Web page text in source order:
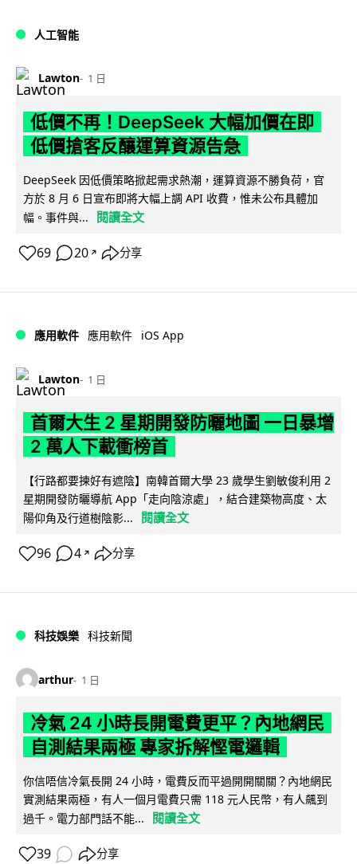
人工智能
Lawton 1 日
低價不再！DeepSeek 大幅加價在即
低價搶客反釀運算資源告急
DeepSeek 因低價策略掀起需求熱潮，運算資源不勝負荷，官
方於 8 月 6 日宣布即將大幅上調 API 收費，惟未公布具體加
幅。事件與...
閱讀全文
69 20 ↗ 分享
應用軟件 應用軟件 iOS App
Lawton 1 日
首爾大生 2 星期開發防曬地圖 一日暴增
2 萬人下載衝榜首
【行路都要揀好有遮陰】南韓首爾大學 23 歲學生劉敏俊利用 2
星期開發防曬導航 App「走向陰涼處」，結合建築物高度、太
陽仰角及行道樹陰影...
閱讀全文
96 4 ↗ 分享
科技娛樂 科技新聞
arthur 1 日
冷氣 24 小時長開電費更平？內地網民
自測結果兩極 專家拆解慳電邏輯
你信唔信冷氣長開 24 小時，電費反而平過開開關關？內地網民
實測結果兩極，有人一個月電費只需 118 元人民幣，有人飆到
過千。電力部門話不能...
閱讀全文
39 分享